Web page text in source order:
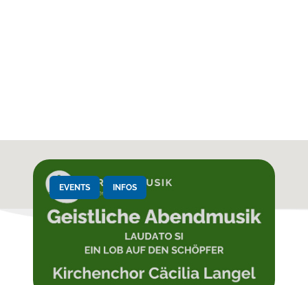
EVENTS INFOS